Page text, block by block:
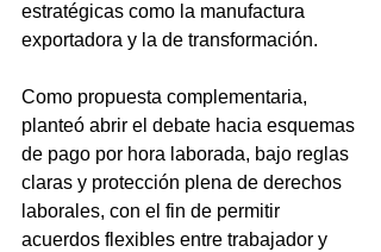
estratégicas como la manufactura
exportadora y la de transformación.
Como propuesta complementaria,
planteó abrir el debate hacia esquemas
de pago por hora laborada, bajo reglas
claras y protección plena de derechos
laborales, con el fin de permitir
acuerdos flexibles entre trabajador y